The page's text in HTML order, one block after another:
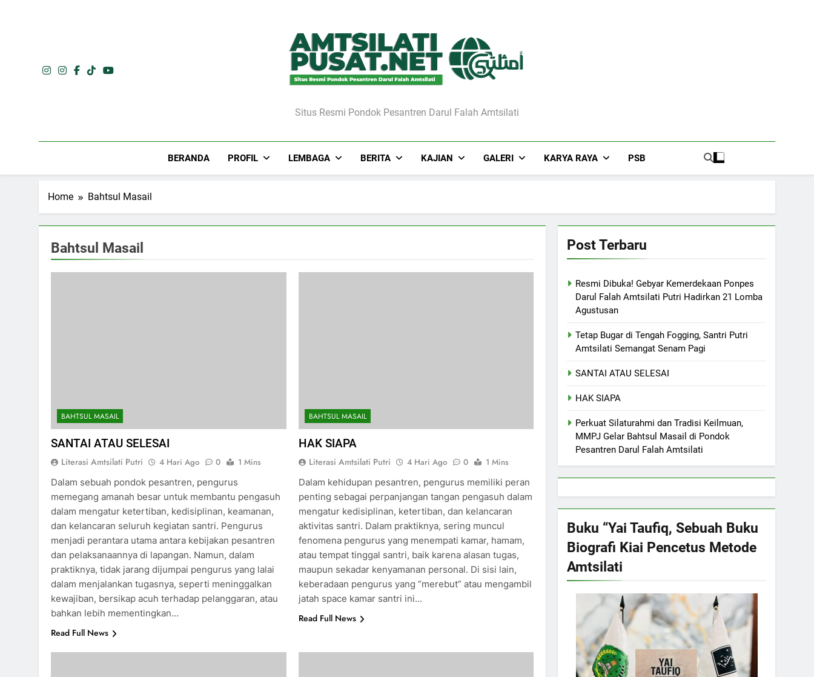
Situs Resmi Pondok Pesantren Darul Falah Amtsilati
BERANDA PROFIL LEMBAGA BERITA KAJIAN GALERI KARYA RAYA PSB
Home Bahtsul Masail
Bahtsul Masail
BAHTSUL MASAIL
SANTAI ATAU SELESAI
Literasi Amtsilati Putri 4 Hari Ago 0
1 Mins
Dalam sebuah pondok pesantren, pengurus
memegang amanah besar untuk membantu pengasuh
dalam mengatur ketertiban, kedisiplinan, keamanan,
dan kelancaran seluruh kegiatan santri. Pengurus
menjadi perantara utama antara kebijakan pesantren
dan pelaksanaannya di lapangan. Namun, dalam
praktiknya, tidak jarang dijumpai pengurus yang lalai
dalam menjalankan tugasnya, seperti meninggalkan
kewajiban, bersikap acuh terhadap pelanggaran, atau
bahkan lebih mementingkan…
Read Full News
BAHTSUL MASAIL
HAK SIAPA
Literasi Amtsilati Putri 4 Hari Ago 0
1 Mins
Dalam kehidupan pesantren, pengurus memiliki peran
penting sebagai perpanjangan tangan pengasuh dalam
mengatur kedisiplinan, ketertiban, dan kelancaran
aktivitas santri. Dalam praktiknya, sering muncul
fenomena pengurus yang menempati kamar, hamam,
atau tempat tinggal santri, baik karena alasan tugas,
maupun sekadar kenyamanan personal. Di sisi lain,
keberadaan pengurus yang “merebut” atau mengambil
jatah space kamar santri ini…
Read Full News
Post Terbaru
Resmi Dibuka! Gebyar Kemerdekaan Ponpes
Darul Falah Amtsilati Putri Hadirkan 21 Lomba
Agustusan
Tetap Bugar di Tengah Fogging, Santri Putri
Amtsilati Semangat Senam Pagi
SANTAI ATAU SELESAI
HAK SIAPA
Perkuat Silaturahmi dan Tradisi Keilmuan,
MMPJ Gelar Bahtsul Masail di Pondok
Pesantren Darul Falah Amtsilati
Buku “Yai Taufiq, Sebuah Buku
Biografi Kiai Pencetus Metode
Amtsilati